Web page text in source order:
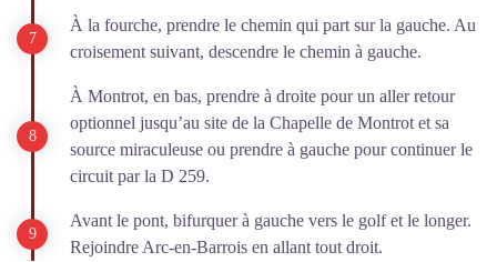
À la fourche, prendre le chemin qui part sur la gauche. Au
croisement suivant, descendre le chemin à gauche.
À Montrot, en bas, prendre à droite pour un aller retour
optionnel jusqu’au site de la Chapelle de Montrot et sa
source miraculeuse ou prendre à gauche pour continuer le
circuit par la D 259.
Avant le pont, bifurquer à gauche vers le golf et le longer.
Rejoindre Arc-en-Barrois en allant tout droit.